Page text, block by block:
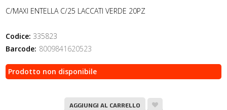
C/MAXI ENTELLA C/25 LACCATI VERDE 20PZ
Codice: 335823
Barcode: 8009841620523
Prodotto non disponibile
AGGIUNGI AL CARRELLO